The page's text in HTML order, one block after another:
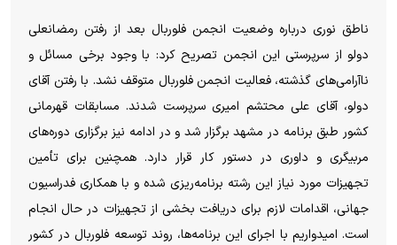
ناطق نوری درباره وضعیت انجمن فلوربال بعد از رفتن رمضانعلی
دولو از سرپرستی این انجمن تصریح کرد: با وجود برخی مسائل و
ناآرامی‌های گذشته، فعالیت انجمن فلوربال متوقف نشد. با رفتن آقای
دولو، آقای علی محتشم امیری سرپرست شدند. مسابقات قهرمانی
کشور طبق برنامه در مشهد برگزار شد و در ادامه نیز برگزاری دوره‌های
مربیگری و داوری در دستور کار قرار دارد. همچنین برای تأمین
تجهیزات مورد نیاز این رشته برنامه‌ریزی شده و با همکاری فدراسیون
جهانی، اقدامات لازم برای دریافت بخشی از تجهیزات در حال انجام
است. امیدواریم با اجرای این برنامه‌ها، روند توسعه فلوربال در کشور